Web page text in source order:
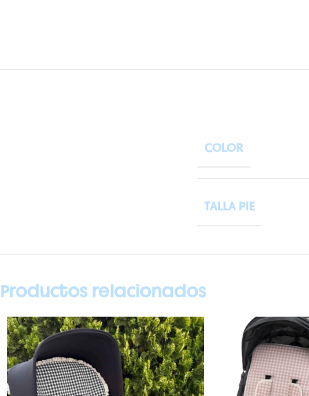
COLOR
TALLA PIE
Productos relacionados